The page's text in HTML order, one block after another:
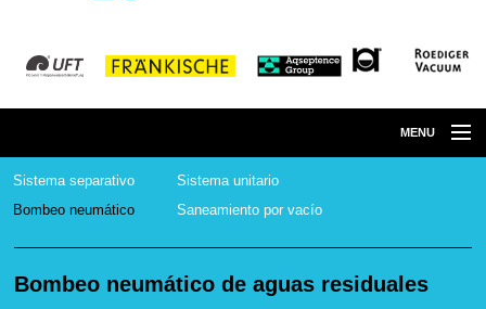
MENU
Home
Soluciones
Sistema separativo
Sistema unitario
Bombeo neumático
Saneamiento por vacío
Bombeo neumático de aguas residuales